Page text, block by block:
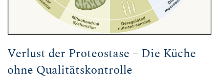
Verlust der Proteostase – Die Küche
ohne Qualitätskontrolle